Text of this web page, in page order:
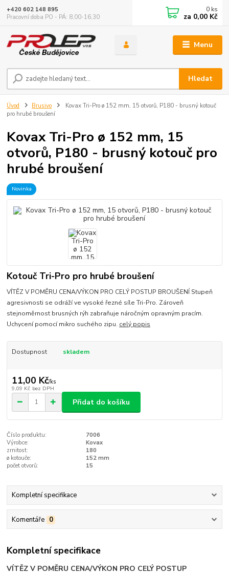
Menu
Hledat
+420 602 148 895
Pracovní doba PO - PÁ: 8,00-16,30
0 ks
za 0,00 Kč
Úvod Brusivo
Kovax Tri-Pro ø 152 mm, 15 otvorů, P180 - brusný kotouč
pro hrubé broušení
Kovax Tri-Pro ø 152 mm, 15
otvorů, P180 - brusný kotouč pro
hrubé broušení
Novinka
Kotouč Tri-Pro pro hrubé broušení
VÍTĚZ V POMĚRU CENA/VÝKON PRO CELÝ POSTUP BROUŠENÍ Stupeň
agresivnosti se odráží ve vysoké řezné síle Tri-Pro. Zároveň
stejnoměrnost brusných rýh zabraňuje náročným opravným pracím.
Uchycení pomocí mikro suchého zipu. celý popis
Dostupnost skladem
11,00 Kč/ks
9,09 Kč bez DPH
Přidat do košíku
Číslo produktu:
7006
Výrobce:
Kovax
zrnitost:
180
ø kotouče:
152 mm
počet otvorů:
15
Kompletní specifikace
Komentáře 0
Kompletní specifikace
VÍTĚZ V POMĚRU CENA/VÝKON PRO CELÝ POSTUP